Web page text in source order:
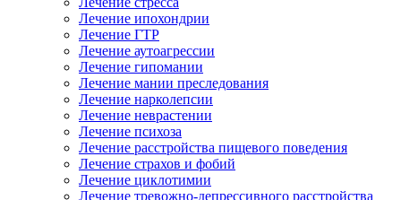
Лечение ипохондрии
Лечение ГТР
Лечение аутоагрессии
Лечение гипомании
Лечение мании преследования
Лечение нарколепсии
Лечение неврастении
Лечение психоза
Лечение расстройства пищевого поведения
Лечение страхов и фобий
Лечение циклотимии
Лечение тревожно-депрессивного расстройства